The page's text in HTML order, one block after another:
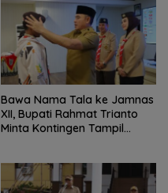
Bawa Nama Tala ke Jamnas
XII, Bupati Rahmat Trianto
Minta Kontingen Tampil